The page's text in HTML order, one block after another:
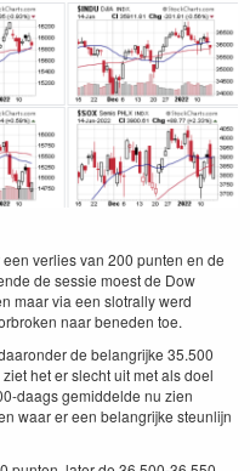
verlies van 200 punten en de
de sessie moest de Dow
maar via een slotrally werd
naar beneden toe.
de belangrijke 35.500
het er slecht uit met als doel
daags gemiddelde nu zien
waar er een belangrijke steunlijn